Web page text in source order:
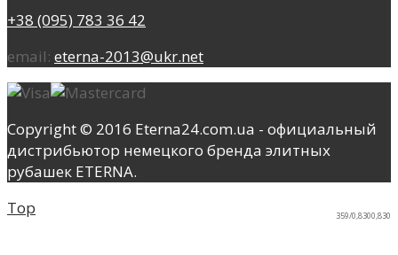
+38 (095) 783 36 42
email: eterna-2013@ukr.net
Copyright © 2016 Eterna24.com.ua - официальный
дистрибьютор немецкого бренда элитных
рубашек ETERNA.
359/0,8300,830
Top